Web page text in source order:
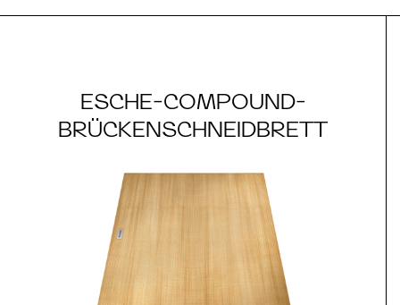
ESCHE-COMPOUND-
BRÜCKENSCHNEIDBRETT